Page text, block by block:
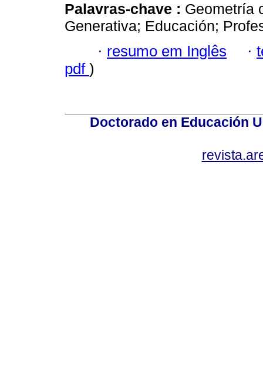
Palavras-chave : Geometría
Generativa; Educación;
· resumo em Inglês ·
pdf )
Doctorado en Educación